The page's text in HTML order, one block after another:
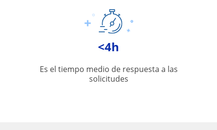
<4h
Es el tiempo medio de respuesta a las
solicitudes